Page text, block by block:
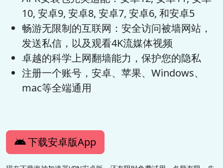
10, 安卓9, 安卓8, 安卓7, 安卓6, 和安卓5
畅游无限制的互联网：安全访问被墙网站，
发送私信，以及观看4K流媒体视频
卓越的科学上网翻墙能力，保护您的隐私
注册一个账号，安卓、苹果、Windows、
mac等全端通用
下载安卓版App